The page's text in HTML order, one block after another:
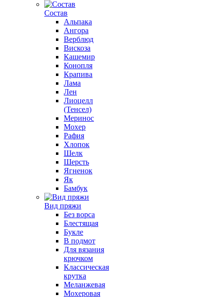
Состав
Альпака
Ангора
Верблюд
Вискоза
Кашемир
Конопля
Крапива
Лама
Лен
Лиоцелл
(Тенсел)
Меринос
Мохер
Рафия
Хлопок
Шелк
Шерсть
Ягненок
Як
Бамбук
Вид пряжи
Без ворса
Блестящая
Букле
В подмот
Для вязания
крючком
Классическая
крутка
Меланжевая
Мохеровая